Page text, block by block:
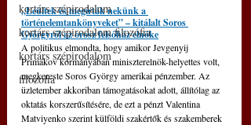
kortárs szépirodalom
kortárs szépirodalom filozófia
kortárs szépirodalom
filozófia
„Leültek és megírták nekünk a
történelemtankönyveket” – kitálalt Soros
Györgyről az orosz felsőház elnöke
A politikus elmondta, hogy amikor Jevgenyij
Primakov kormányában miniszterelnök-helyettes volt,
megkereste Soros György amerikai pénzember. Az
üzletember akkoriban támogatásokat adott, állítólag az
oktatás korszerűsítésére, de ezt a pénzt Valentina
Matviyenko szerint külföldi szakértők és szakemberek